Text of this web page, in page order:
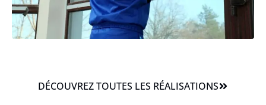
DÉCOUVREZ TOUTES LES RÉALISATIONS